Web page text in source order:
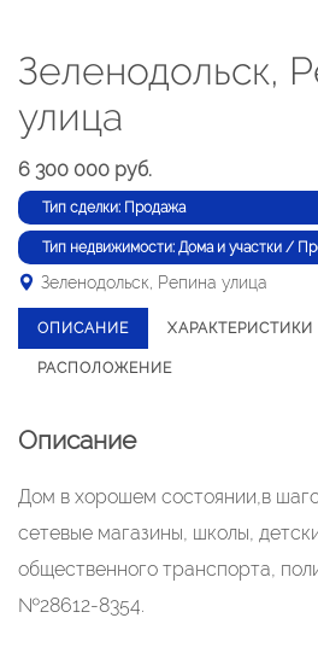
Зеленодольск,
улица
6 300 000 руб.
Тип сделки: Продажа
Тип недвижимости: Дома и участки /
Зеленодольск, Репина улица
ОПИСАНИЕ ХАРАКТЕРИСТИКИ
РАСПОЛОЖЕНИЕ
Описание
Дом в хорошем состоянии,в
сетевые магазины, школы,
общественного транспорта,
№28612-8354.